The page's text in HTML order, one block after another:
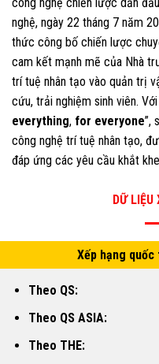
nghệ, ngày 22 tháng 7 năm
thức công bố chiến lược
cam kết mạnh mẽ của Nhà
trí tuệ nhân tạo vào quản trị
cứu, trải nghiệm sinh viên.
everything, for everyone”,
công nghệ trí tuệ nhân tạo,
đáp ứng các yêu cầu khắt
DỮ
Xếp hạng
Theo QS:
Theo QS ASIA:
Theo THE: